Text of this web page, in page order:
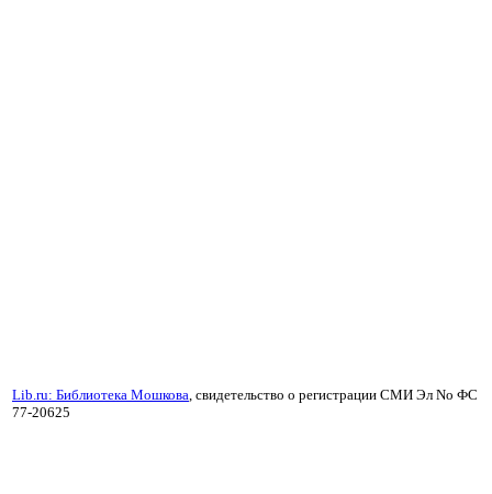
Lib.ru: Библиотека Мошкова , свидетельство о регистрации СМИ Эл No ФС
77-20625